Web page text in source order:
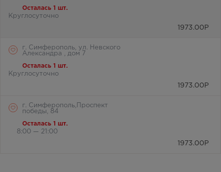
Осталась 1 шт.
Круглосуточно
1973.00 Р
г. Симферополь, ул. Невского
Александра , дом 7
Осталась 1 шт.
Круглосуточно
1973.00 Р
г. Симферополь,Проспект
победы, 84
Осталась 1 шт.
8:00 — 21:00
1973.00 Р